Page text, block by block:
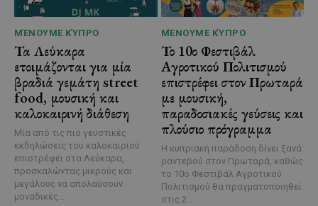
ΜΈΝΟΥΜΕ ΚΎΠΡΟ
Τα Λεύκαρα
ετοιμάζονται για μία
βραδιά γεμάτη street
food, μουσική και
καλοκαιρινή διάθεση
Μία από τις πιο γευστικές
εκδηλώσεις του καλοκαιριού
επιστρέφει στα Λεύκαρα,
προσκαλώντας μικρούς και
μεγάλους να απολαύσουν
μοναδικές...
ΜΈΝΟΥΜΕ ΚΎΠΡΟ
Το 10ο Φεστιβάλ
Αγροτικού Πολιτισμού
επιστρέφει στον Πρωταρά
με μουσική,
παραδοσιακές γεύσεις και
πλούσιο πρόγραμμα
Η κυπριακή παράδοση δίνει ξανά
ραντεβού στον Πρωταρά, καθώς
το 10ο Φεστιβάλ Αγροτικού
Πολιτισμού θα πραγματοποιηθεί
στις 2...